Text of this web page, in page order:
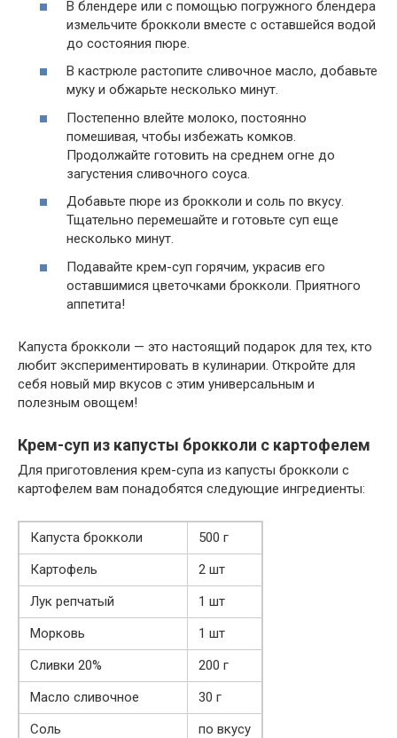
В блендере или с помощью погружного блендера
измельчите брокколи вместе с оставшейся водой
до состояния пюре.
В кастрюле растопите сливочное масло, добавьте
муку и обжарьте несколько минут.
Постепенно влейте молоко, постоянно
помешивая, чтобы избежать комков.
Продолжайте готовить на среднем огне до
загустения сливочного соуса.
Добавьте пюре из брокколи и соль по вкусу.
Тщательно перемешайте и готовьте суп еще
несколько минут.
Подавайте крем-суп горячим, украсив его
оставшимися цветочками брокколи. Приятного
аппетита!
Капуста брокколи — это настоящий подарок для тех, кто
любит экспериментировать в кулинарии. Откройте для
себя новый мир вкусов с этим универсальным и
полезным овощем!
Крем-суп из капусты брокколи с картофелем
Для приготовления крем-супа из капусты брокколи с
картофелем вам понадобятся следующие ингредиенты:
Капуста брокколи
500 г
Картофель
2 шт
Лук репчатый
1 шт
Морковь
1 шт
Сливки 20%
200 г
Масло сливочное
30 г
Соль
по вкусу